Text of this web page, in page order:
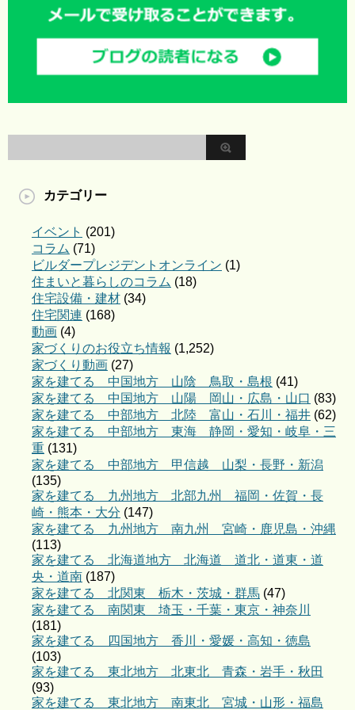
カテゴリー
イベント (201)
コラム (71)
ビルダープレジデントオンライン (1)
住まいと暮らしのコラム (18)
住宅設備・建材 (34)
住宅関連 (168)
動画 (4)
家づくりのお役立ち情報 (1,252)
家づくり動画 (27)
家を建てる 中国地方 山陰 鳥取・島根 (41)
家を建てる 中国地方 山陽 岡山・広島・山口 (83)
家を建てる 中部地方 北陸 富山・石川・福井 (62)
家を建てる 中部地方 東海 静岡・愛知・岐阜・三
重 (131)
家を建てる 中部地方 甲信越 山梨・長野・新潟
(135)
家を建てる 九州地方 北部九州 福岡・佐賀・長
崎・熊本・大分 (147)
家を建てる 九州地方 南九州 宮崎・鹿児島・沖縄
(113)
家を建てる 北海道地方 北海道 道北・道東・道
央・道南 (187)
家を建てる 北関東 栃木・茨城・群馬 (47)
家を建てる 南関東 埼玉・千葉・東京・神奈川
(181)
家を建てる 四国地方 香川・愛媛・高知・徳島
(103)
家を建てる 東北地方 北東北 青森・岩手・秋田
(93)
家を建てる 東北地方 南東北 宮城・山形・福島